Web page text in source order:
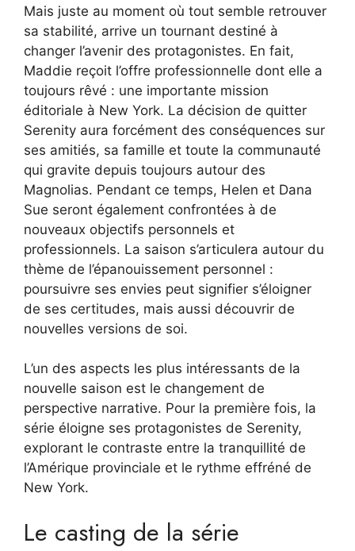
Mais juste au moment où tout semble retrouver
sa stabilité, arrive un tournant destiné à
changer l’avenir des protagonistes. En fait,
Maddie reçoit l’offre professionnelle dont elle a
toujours rêvé : une importante mission
éditoriale à New York. La décision de quitter
Serenity aura forcément des conséquences sur
ses amitiés, sa famille et toute la communauté
qui gravite depuis toujours autour des
Magnolias. Pendant ce temps, Helen et Dana
Sue seront également confrontées à de
nouveaux objectifs personnels et
professionnels. La saison s’articulera autour du
thème de l’épanouissement personnel :
poursuivre ses envies peut signifier s’éloigner
de ses certitudes, mais aussi découvrir de
nouvelles versions de soi.
L’un des aspects les plus intéressants de la
nouvelle saison est le changement de
perspective narrative. Pour la première fois, la
série éloigne ses protagonistes de Serenity,
explorant le contraste entre la tranquillité de
l’Amérique provinciale et le rythme effréné de
New York.
Le casting de la série